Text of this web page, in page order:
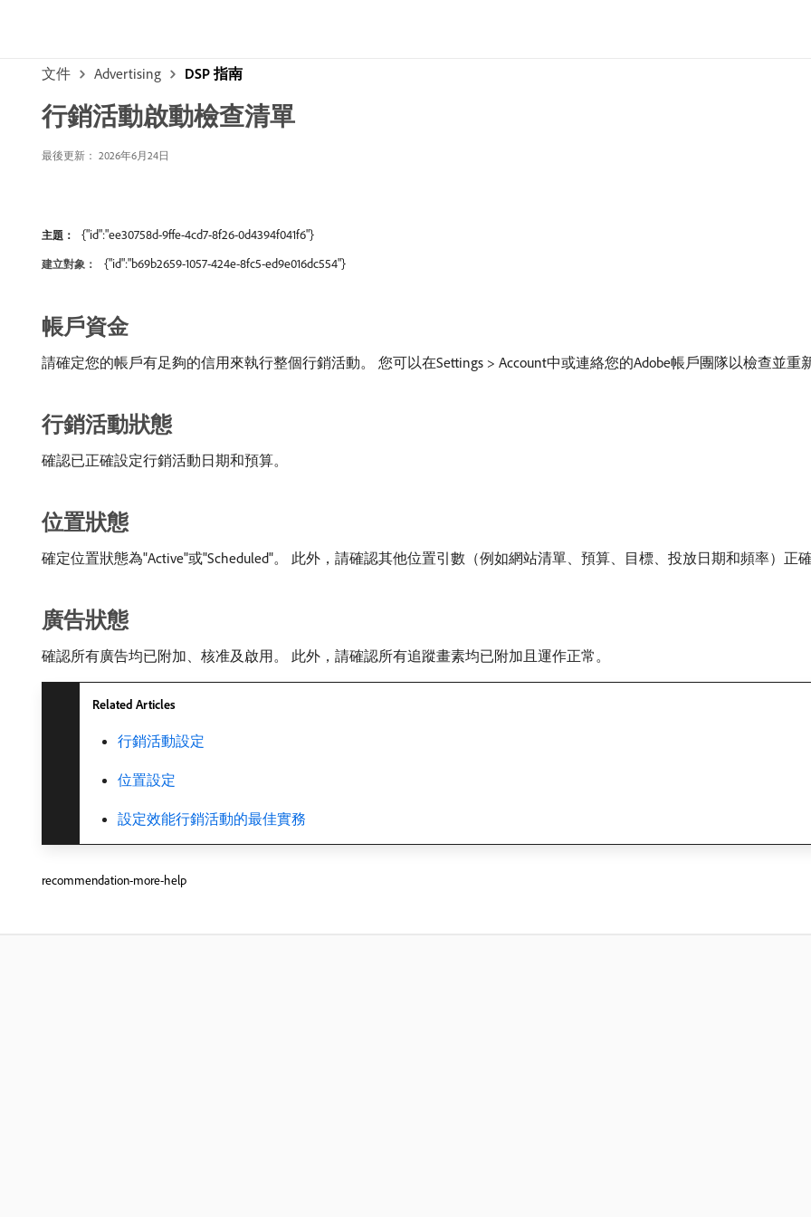
文件 Advertising DSP 指南
行銷活動啟動檢查清單
最後更新： 2026年6月24日
主題： {"id":"ee30758d-9ffe-4cd7-8f26-0d4394f041f6"}
建立對象： {"id":"b69b2659-1057-424e-8fc5-ed9e016dc554"}
帳戶資金
請確定您的帳戶有足夠的信用來執行整個行銷活動。 您可以在Settings > Account中或連絡您的Adobe帳戶團隊以檢查並重
行銷活動狀態
確認已正確設定行銷活動日期和預算。
位置狀態
確定位置狀態為"Active"或"Scheduled"。 此外，請確認其他位置引數（例如網站清單、預算、目標、投放日期和頻率）正
廣告狀態
確認所有廣告均已附加、核准及啟用。 此外，請確認所有追蹤畫素均已附加且運作正常。
Related Articles
行銷活動設定
位置設定
設定效能行銷活動的最佳實務
recommendation-more-help